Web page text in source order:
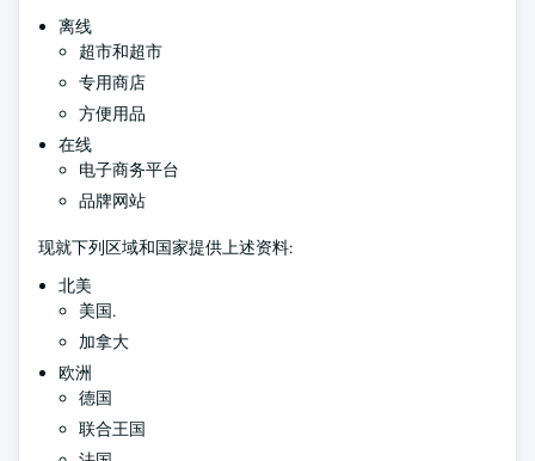
离线
超市和超市
专用商店
方便用品
在线
电子商务平台
品牌网站
现就下列区域和国家提供上述资料:
北美
美国.
加拿大
欧洲
德国
联合王国